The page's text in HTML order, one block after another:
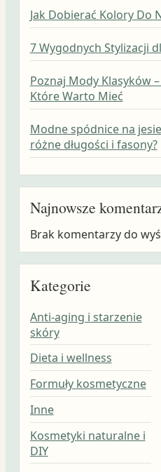
Jak Dobierać Kolory Do
7 Wygodnych Stylizacji
Poznaj Mody Klasyków
Które Warto Mieć
Modne spódnice na
różne długości i fasony?
Najnowsze
Brak komentarzy do
Kategorie
Anti-aging i starzenie
skóry
Dieta i wellness
Formuły kosmetyczne
Inne
Kosmetyki naturalne i
DIY